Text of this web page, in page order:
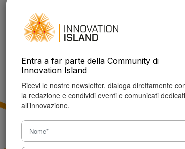
Tel: +39 327 621 5632
info@innovationisland.it
Entra a far parte della Community di
Innovation Island
Ricevi le nostre newsletter, dialoga direttamente con
la redazione e condividi eventi e comunicati dedicati
all’innovazione.